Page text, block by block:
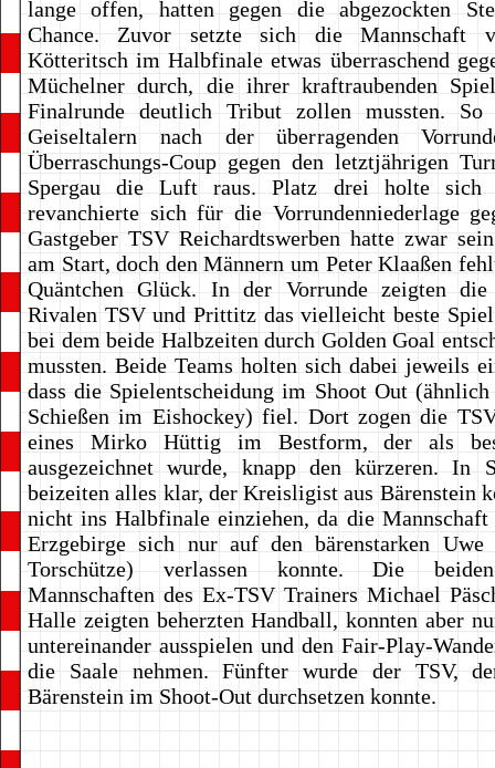
lange offen, hatten gegen die abgezockten
Chance. Zuvor setzte sich die Mannschaft
Kötteritsch im Halbfinale etwas überraschend
Müchelner durch, die ihrer kraftraubenden
Finalrunde deutlich Tribut zollen mussten.
Geiseltalern nach der überragenden
Überraschungs-Coup gegen den letztjährigen
Spergau die Luft raus. Platz drei holte sich
revanchierte sich für die Vorrundenniederlage
Gastgeber TSV Reichardtswerben hatte zwar
am Start, doch den Männern um Peter Klaaßen
Quäntchen Glück. In der Vorrunde zeigten
Rivalen TSV und Prittitz das vielleicht beste
bei dem beide Halbzeiten durch Golden Goal
mussten. Beide Teams holten sich dabei jeweils
dass die Spielentscheidung im Shoot Out
Schießen im Eishockey) fiel. Dort zogen die
eines Mirko Hüttig im Bestform, der als
ausgezeichnet wurde, knapp den kürzeren. In
beizeiten alles klar, der Kreisligist aus Bärenstein
nicht ins Halbfinale einziehen, da die Mannschaft
Erzgebirge sich nur auf den bärenstarken
Torschütze) verlassen konnte. Die
Mannschaften des Ex-TSV Trainers Michael
Halle zeigten beherzten Handball, konnten aber
untereinander ausspielen und den Fair-Play-
die Saale nehmen. Fünfter wurde der TSV,
Bärenstein im Shoot-Out durchsetzen konnte.